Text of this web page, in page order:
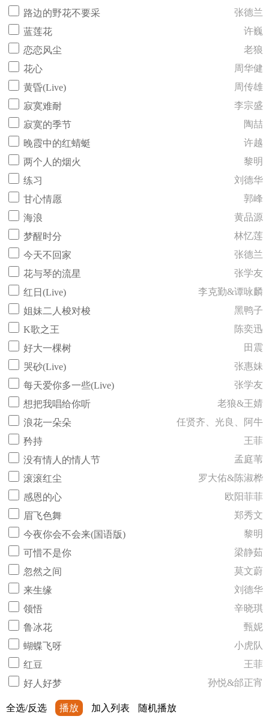
路边的野花不要采
张德兰
蓝莲花
许巍
恋恋风尘
老狼
花心
周华健
黄昏(Live)
周传雄
寂寞难耐
李宗盛
寂寞的季节
陶喆
晚霞中的红蜻蜓
许越
两个人的烟火
黎明
练习
刘德华
甘心情愿
郭峰
海浪
黄品源
梦醒时分
林忆莲
今天不回家
张德兰
花与琴的流星
张学友
红日(Live)
李克勤&谭咏麟
姐妹二人梭对梭
黑鸭子
K歌之王
陈奕迅
好大一棵树
田震
哭砂(Live)
张惠妹
每天爱你多一些(Live)
张学友
想把我唱给你听
老狼&王婧
浪花一朵朵
任贤齐、光良、阿牛
矜持
王菲
没有情人的情人节
孟庭苇
滚滚红尘
罗大佑&陈淑桦
感恩的心
欧阳菲菲
眉飞色舞
郑秀文
今夜你会不会来(国语版)
黎明
可惜不是你
梁静茹
忽然之间
莫文蔚
来生缘
刘德华
领悟
辛晓琪
鲁冰花
甄妮
蝴蝶飞呀
小虎队
红豆
王菲
好人好梦
孙悦&邰正宵
全选/反选 播放 加入列表 随机播放